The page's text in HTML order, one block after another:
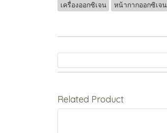
เครื่องออกซิเจน หน้ากากออกซิเจน
Related Product